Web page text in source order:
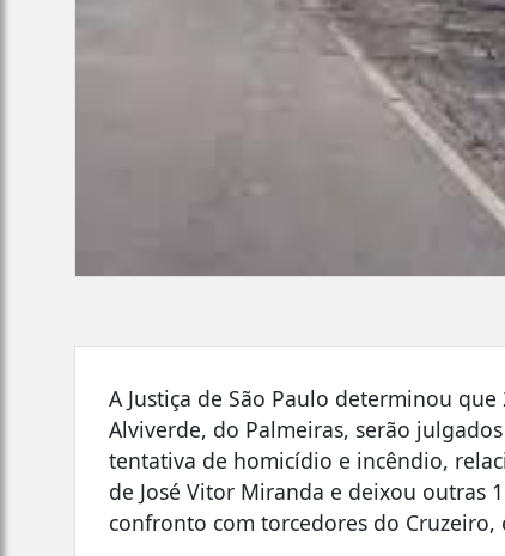
A Justiça de São Paulo determinou
Alviverde, do Palmeiras, serão
tentativa de homicídio e incêndio,
de José Vitor Miranda e deixou outras
confronto com torcedores do Cruzeiro,